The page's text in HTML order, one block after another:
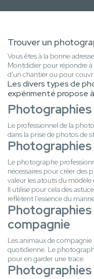
Trouver un
Vous êtes à la bonne
Montdidier pour répondre
d'un chantier ou pour
Les divers types de
expérimenté propose
Le professionnel de la
dans la prise de photos de
Le photographe
nécessaires pour créer des
valeur les atouts du
Il utilise pour cela des
reflètent l'essence du
compagnie
Les animaux de
quotidienne. Le
pour en garder une trace.
Photographies